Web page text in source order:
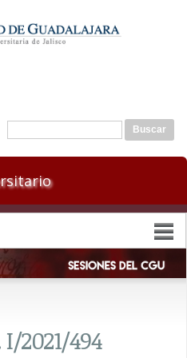
Formulario de búsqueda
Buscar
2021/494